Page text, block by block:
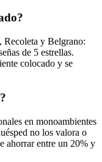
Recoleta y Belgrano:
de 5 estrellas.
colocado y se
en monoambientes
no los valora o
ahorrar entre un 20% y